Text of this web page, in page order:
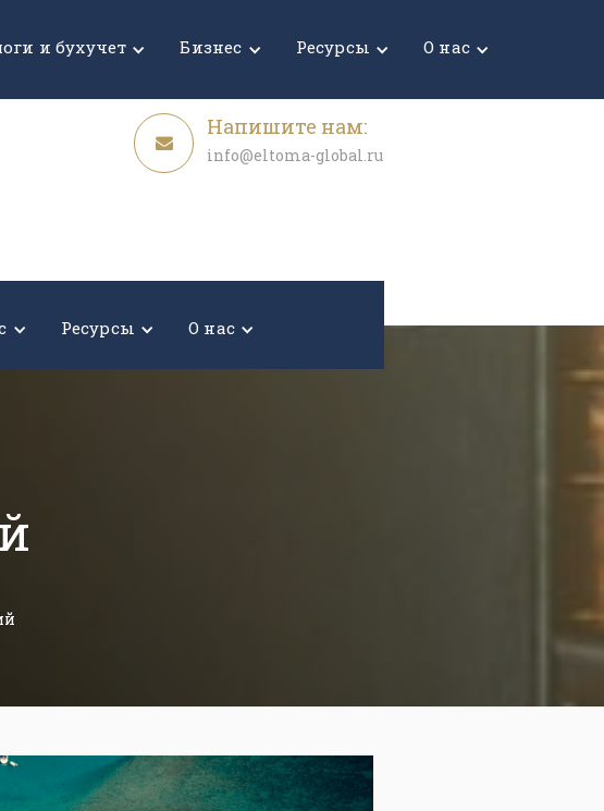
и бухучет Бизнес Ресурсы О нас
Напишите нам:
info@eltoma-global.ru
Ресурсы О нас